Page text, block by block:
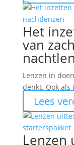
Het
van
Lenzen in
denkt. Ook als
Lees
Lenzen